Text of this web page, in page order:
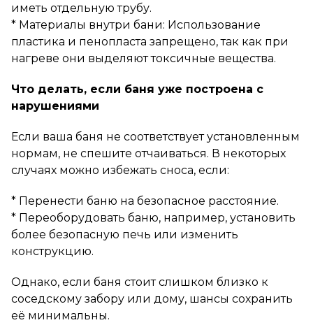
иметь отдельную трубу.
* Материалы внутри бани: Использование
пластика и пенопласта запрещено, так как при
нагреве они выделяют токсичные вещества.
Что делать, если баня уже построена с
нарушениями
Если ваша баня не соответствует установленным
нормам, не спешите отчаиваться. В некоторых
случаях можно избежать сноса, если:
* Перенести баню на безопасное расстояние.
* Переоборудовать баню, например, установить
более безопасную печь или изменить
конструкцию.
Однако, если баня стоит слишком близко к
соседскому забору или дому, шансы сохранить
её минимальны.